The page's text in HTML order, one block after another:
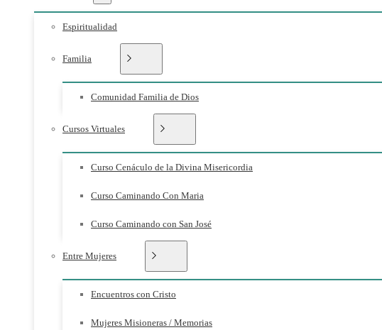
Espiritualidad
Familia
Comunidad Familia de Dios
Cursos Virtuales
Curso Cenáculo de la Divina Misericordia
Curso Caminando Con Maria
Curso Caminando con San José
Entre Mujeres
Encuentros con Cristo
Mujeres Misioneras / Memorias